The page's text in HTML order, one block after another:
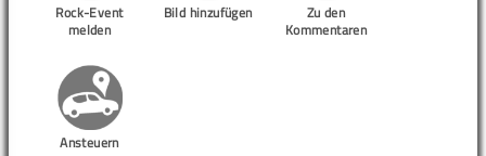
Rock-Event
melden
Bild hinzufügen
Zu den
Kommentaren
Ansteuern